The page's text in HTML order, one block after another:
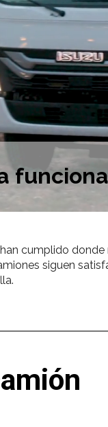
cumplido
siguen